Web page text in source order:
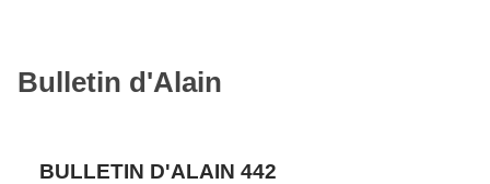
Bulletin d'Alain
BULLETIN D'ALAIN 442